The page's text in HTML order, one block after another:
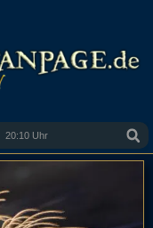
20:10 Uhr